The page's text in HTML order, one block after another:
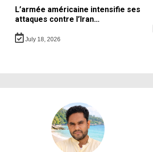
L’armée américaine intensifie ses
attaques contre l’Iran…
July 18, 2026